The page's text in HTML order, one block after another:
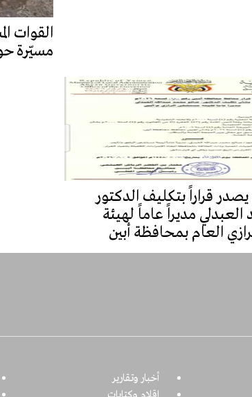
القوات
مسيّرة
قراراً بتكليف الدكتور
مديراً عاماً لهيئة
العام بمحافظة أبين
أخبار وتقارير